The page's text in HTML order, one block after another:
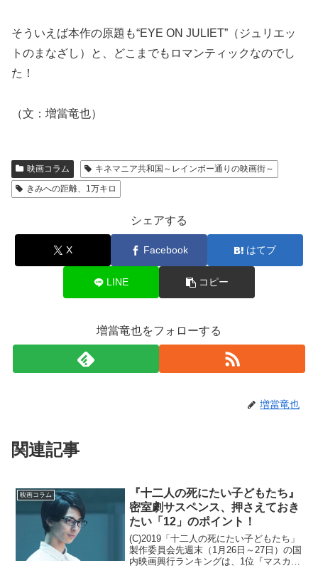
そういえば本作の原題も“EYE ON JULIET”（ジュリエッ
トのまなざし）と、どこまでもロマンティックなのでし
た！
（文：増當竜也）
映画コラム
キネマニア共和国～レインボー通りの映画街～
きみへの距離、1万キロ
シェアする
X Facebook はてブ
LINE コピー
増當竜也をフォローする
増當竜也
関連記事
映画コラム
『十二人の死にたい子どもたち』
密室劇サスペンス、押さえておき
たい「12」のポイント！
(C)2019「十二人の死にたい子どもたち」
製作委員会先週末（1月26日～27日）の国
内映画興行ランキングは、1位『マスカレ